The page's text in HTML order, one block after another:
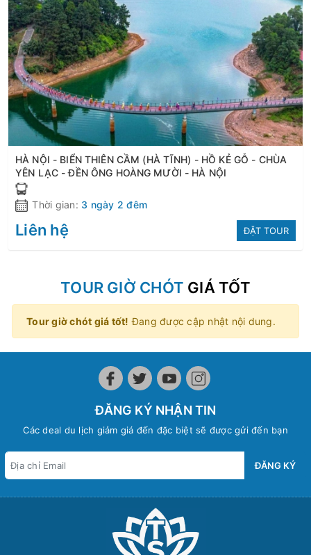
HÀ NỘI - BIỂN THIÊN CẦM (HÀ TĨNH) - HỒ KẺ GỖ - CHÙA
YÊN LẠC - ĐỀN ÔNG HOÀNG MƯỜI - HÀ NỘI
Thời gian: 3 ngày 2 đêm
Liên hệ ĐẶT TOUR
TOUR GIỜ CHÓT GIÁ TỐT
Tour giờ chót giá tốt! Đang được cập nhật nội dung.
ĐĂNG KÝ NHẬN TIN
Các deal du lịch giảm giá đến đặc biệt sẽ được gửi đến bạn
ĐĂNG KÝ